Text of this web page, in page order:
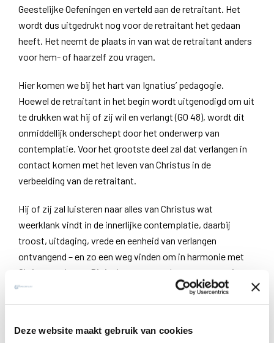
Deze website maakt gebruik van cookies
Geestelijke Oefeningen en verteld aan de retraitant. Het
wordt dus uitgedrukt nog voor de retraitant het gedaan
heeft. Het neemt de plaats in van wat de retraitant anders
voor hem- of haarzelf zou vragen.
Hier komen we bij het hart van Ignatius’ pedagogie.
Hoewel de retraitant in het begin wordt uitgenodigd om uit
te drukken wat hij of zij wil en verlangt (GO 48), wordt dit
onmiddellijk onderschept door het onderwerp van
contemplatie. Voor het grootste deel zal dat verlangen in
contact komen met het leven van Christus in de
verbeelding van de retraitant.
Hij of zij zal luisteren naar alles van Christus wat
weerklank vindt in de innerlijke contemplatie, daarbij
troost, uitdaging, vrede en eenheid van verlangen
ontvangend – en zo een weg vinden om in harmonie met
Christus te leven. Dit is de eerste pool van een spanning
die aan het einde van elke oefening wordt opgelost.